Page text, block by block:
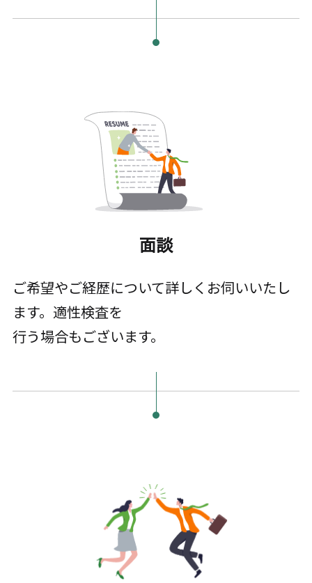
面談
ご希望やご経歴について詳しくお伺いいたし
ます。適性検査を
行う場合もございます。